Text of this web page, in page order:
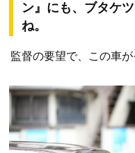
ン』にも、ブタケ
ね。
監督の要望で、この車